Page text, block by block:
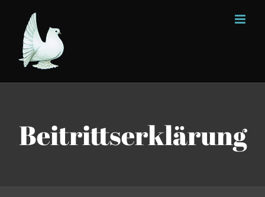
content
Beitrittserklärung